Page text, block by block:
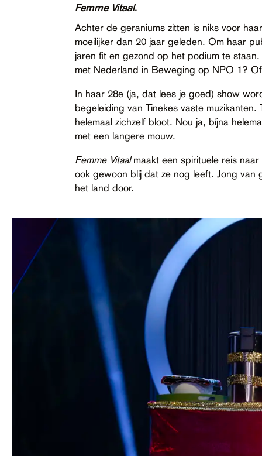
Femme Vitaal.
Achter de geraniums zitten is niks voor
moeilijker dan 20 jaar geleden. Om haar
jaren fit en gezond op het podium te
met Nederland in Beweging op NPO 1?
In haar 28e (ja, dat lees je goed) show
begeleiding van Tinekes vaste
helemaal zichzelf bloot. Nou ja, bíjna
met een langere mouw.
Femme Vitaalmaakt een spirituele reis
ook gewoon blij dat ze nog leeft. Jong
het land door.